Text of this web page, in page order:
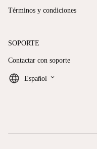
Términos y condiciones
SOPORTE
Contactar con soporte
Español keyboard_arrow_down